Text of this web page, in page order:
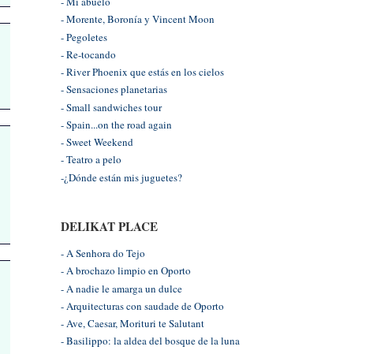
- Morente, Boronía y Vincent Moon
- Pegoletes
- Re-tocando
- River Phoenix que estás en los cielos
- Sensaciones planetarias
- Small sandwiches tour
- Spain...on the road again
- Sweet Weekend
- Teatro a pelo
-¿Dónde están mis juguetes?
DELIKAT PLACE
- A Senhora do Tejo
- A brochazo limpio en Oporto
- A nadie le amarga un dulce
- Arquitecturas con saudade de Oporto
- Ave, Caesar, Morituri te Salutant
- Basilippo: la aldea del bosque de la luna